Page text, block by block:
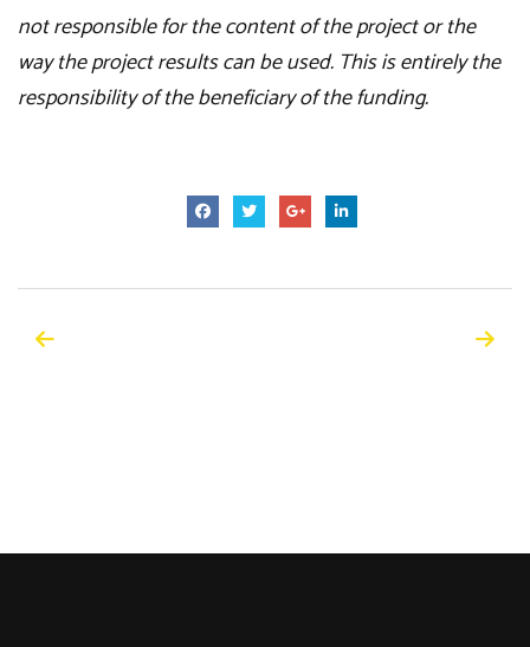
not responsible for the content of the project or the
way the project results can be used. This is entirely the
responsibility of the beneficiary of the funding.